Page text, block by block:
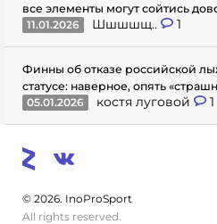
все элементы могут сойтись
11.01.2026
Шшшшщ.. 1
Финны об отказе российской
статусе: наверное, опять
05.01.2026
костя луговой 1
© 2026. InoProSport
All rights reserved.